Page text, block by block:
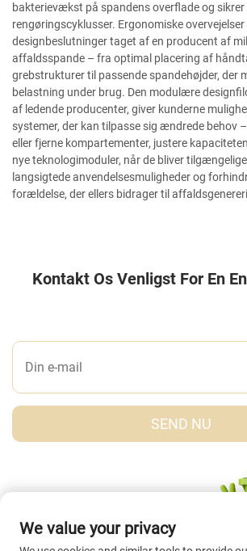
bakterievækst på spandens overflade og sikrer
rengøringscyklusser. Ergonomiske
designbeslutninger taget af en producent af
affaldsspande – fra optimal placering af
grebstrukturer til passende spandehøjder, der
belastning under brug. Den modulære
af ledende producenter, giver kunderne
systemer, der kan tilpasse sig ændrede behov
eller fjerne kompartementer, justere
nye teknologimoduler, når de bliver
langsigtede anvendelsesmuligheder og
forældelse, der ellers bidrager til
Kontakt Os Venligst For En
SEND NU
We value your privacy